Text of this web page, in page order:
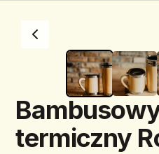
termiczny